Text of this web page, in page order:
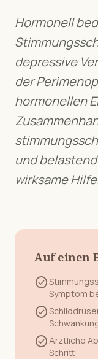
Hormonell
depressive
der
hormonellen
und
wirksame
Auf einen
check_circle
Symptom
check_circle
check_circleÄrztliche
Schritt